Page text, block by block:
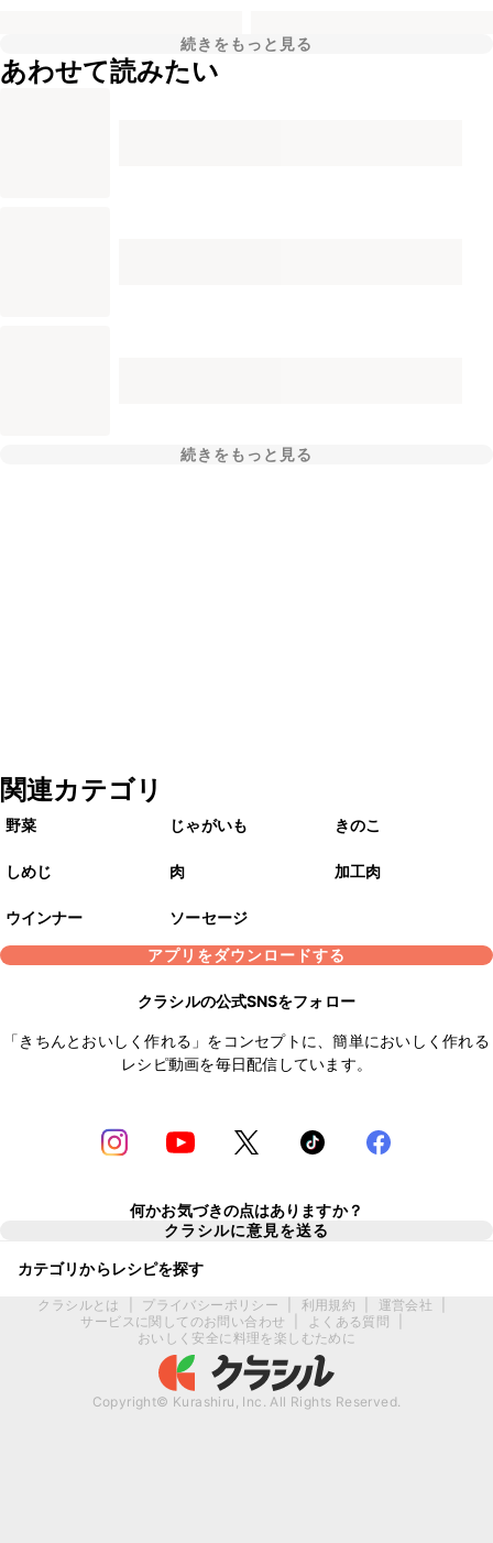
続きをもっと見る
あわせて読みたい
続きをもっと見る
関連カテゴリ
野菜 じゃがいも きのこ
しめじ 肉 加工肉
ウインナー
ソーセージ
アプリをダウンロードする
クラシルの公式SNSをフォロー
「きちんとおいしく作れる」をコンセプトに、簡単においしく作れる
レシピ動画を毎日配信しています。
何かお気づきの点はありますか？
クラシルに意見を送る
カテゴリからレシピを探す
クラシルとは プライバシーポリシー 利用規約 運営会社
サービスに関してのお問い合わせ
よくある質問
おいしく安全に料理を楽しむために
Copyright© Kurashiru, Inc. All Rights Reserved.